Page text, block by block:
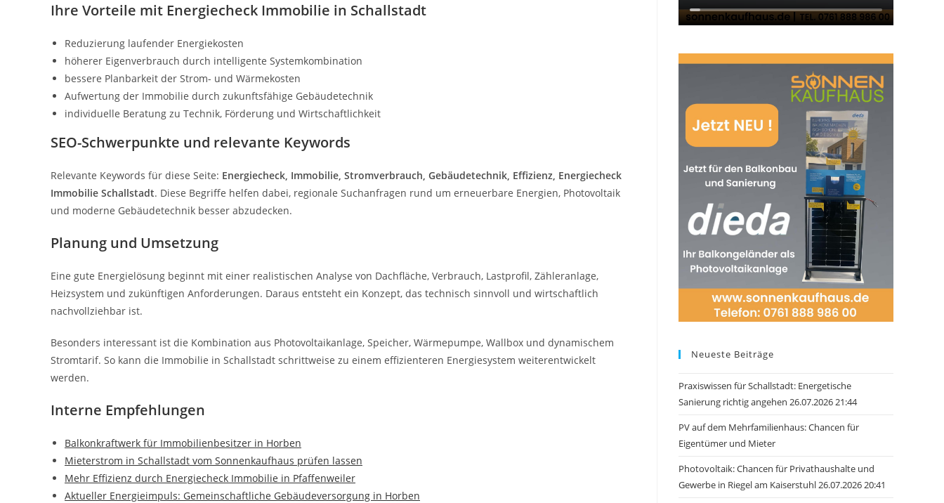
Ihre Vorteile mit Energiecheck Immobilie in Schallstadt
Reduzierung laufender Energiekosten
höherer Eigenverbrauch durch intelligente Systemkombination
bessere Planbarkeit der Strom- und Wärmekosten
Aufwertung der Immobilie durch zukunftsfähige Gebäudetechnik
individuelle Beratung zu Technik, Förderung und Wirtschaftlichkeit
SEO-Schwerpunkte und relevante Keywords
Relevante Keywords für diese Seite: Energiecheck, Immobilie, Stromverbrauch, Gebäudetechnik, Effizienz, Energiecheck
Immobilie Schallstadt. Diese Begriffe helfen dabei, regionale Suchanfragen rund um erneuerbare Energien, Photovoltaik
und moderne Gebäudetechnik besser abzudecken.
Planung und Umsetzung
Eine gute Energielösung beginnt mit einer realistischen Analyse von Dachfläche, Verbrauch, Lastprofil, Zähleranlage,
Heizsystem und zukünftigen Anforderungen. Daraus entsteht ein Konzept, das technisch sinnvoll und wirtschaftlich
nachvollziehbar ist.
Besonders interessant ist die Kombination aus Photovoltaikanlage, Speicher, Wärmepumpe, Wallbox und dynamischem
Stromtarif. So kann die Immobilie in Schallstadt schrittweise zu einem effizienteren Energiesystem weiterentwickelt
werden.
Interne Empfehlungen
Balkonkraftwerk für Immobilienbesitzer in Horben
Mieterstrom in Schallstadt vom Sonnenkaufhaus prüfen lassen
Mehr Effizienz durch Energiecheck Immobilie in Pfaffenweiler
Aktueller Energieimpuls: Gemeinschaftliche Gebäudeversorgung in Horben
Neueste Beiträge
Praxiswissen für Schallstadt: Energetische
Sanierung richtig angehen 26.07.2026 21:44
PV auf dem Mehrfamilienhaus: Chancen für
Eigentümer und Mieter
Photovoltaik: Chancen für Privathaushalte und
Gewerbe in Riegel am Kaiserstuhl 26.07.2026 20:41